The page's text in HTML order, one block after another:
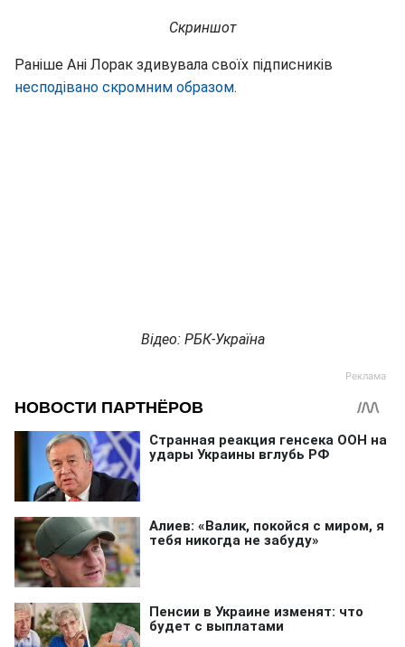
Скриншот
Раніше Ані Лорак здивувала своїх підписників
несподівано скромним образом.
Відео: РБК-Україна